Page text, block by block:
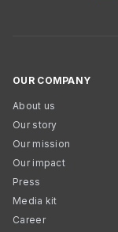
OUR COMPANY
About us
Our story
Our mission
Our impact
Press
Media kit
Career